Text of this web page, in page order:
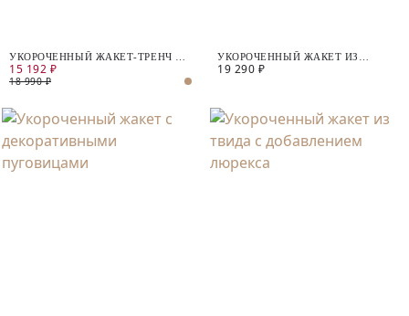
УКОРОЧЕННЫЙ ЖАКЕТ-ТРЕНЧ ИЗ
100% ХЛОПКА
15 192 ₽
18 990 ₽
УКОРОЧЕННЫЙ ЖАКЕТ ИЗ
ФАКТУРНОГО ЖАККАРДА
19 290 ₽